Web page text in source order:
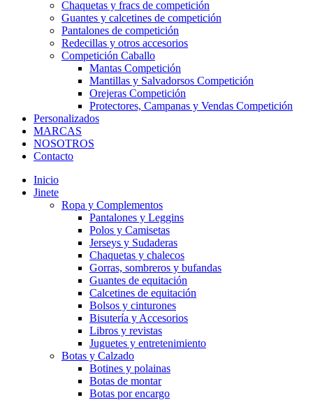
Chaquetas y fracs de competición
Guantes y calcetines de competición
Pantalones de competición
Redecillas y otros accesorios
Competición Caballo
Mantas Competición
Mantillas y Salvadorsos Competición
Orejeras Competición
Protectores, Campanas y Vendas Competición
Personalizados
MARCAS
NOSOTROS
Contacto
Inicio
Jinete
Ropa y Complementos
Pantalones y Leggins
Polos y Camisetas
Jerseys y Sudaderas
Chaquetas y chalecos
Gorras, sombreros y bufandas
Guantes de equitación
Calcetines de equitación
Bolsos y cinturones
Bisutería y Accesorios
Libros y revistas
Juguetes y entretenimiento
Botas y Calzado
Botines y polainas
Botas de montar
Botas por encargo